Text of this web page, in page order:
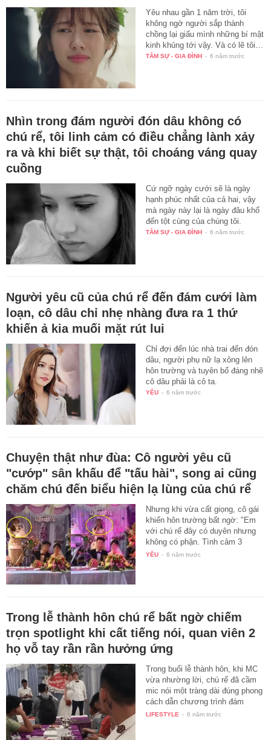
Yêu nhau gần 1 năm trời, tôi
không ngờ người sắp thành
chồng lại giấu mình những bí mật
kinh khủng tới vậy. Và có lẽ tôi…
TÂM SỰ - GIA ĐÌNH - 6 năm trước
Nhìn trong đám người đón dâu không có
chú rể, tôi linh cảm có điều chẳng lành xảy
ra và khi biết sự thật, tôi choáng váng quay
cuồng
Cứ ngỡ ngày cưới sẽ là ngày
hạnh phúc nhất của cả hai, vậy
mà ngày này lại là ngày đâu khổ
đến tột cùng của chúng tôi.
TÂM SỰ - GIA ĐÌNH - 6 năm trước
Người yêu cũ của chú rể đến đám cưới làm
loạn, cô dâu chỉ nhẹ nhàng đưa ra 1 thứ
khiến ả kia muối mặt rút lui
Chỉ đợi đến lúc nhà trai đến đón
dâu, người phụ nữ lạ xông lên
hôn trường và tuyên bố đáng nhẽ
cô dâu phải là cô ta.
YÊU - 6 năm trước
Chuyện thật như đùa: Cô người yêu cũ
"cướp" sân khấu để "tấu hài", song ai cũng
chăm chú đến biểu hiện lạ lùng của chú rể
Nhưng khi vừa cất giọng, cô gái
khiến hôn trường bất ngờ: "Em
với chú rể đây có duyên nhưng
không có phận. Tình cảm 3
năm…
YÊU - 6 năm trước
Trong lễ thành hôn chú rể bất ngờ chiếm
trọn spotlight khi cất tiếng nói, quan viên 2
họ vỗ tay rần rần hưởng ứng
Trong buổi lễ thành hôn, khi MC
vừa nhường lời, chú rể đã cầm
mic nói một tràng dài đúng phong
cách dẫn chương trình đám
cưới…
LIFESTYLE - 6 năm trước